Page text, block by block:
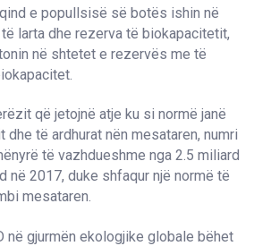
e popullsisë së botës ishin në
larta dhe rezerva të biokapacitetit,
në shtetet e rezervës me të
që jetojnë atje ku si normë janë
të ardhurat nën mesataren, numri
të vazhdueshme nga 2.5 miliard
në 2017, duke shfaqur një normë të
mesataren.
në gjurmën ekologjike globale bëhet